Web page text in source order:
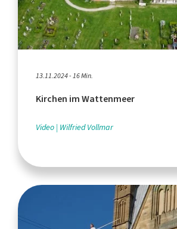
13.11.2024 - 16 Min.
Kirchen im Wattenmeer
Video Wilfried Vollmar